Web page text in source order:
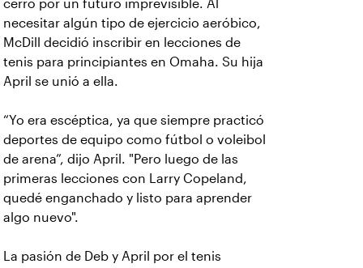
cerró por un futuro imprevisible. Al
necesitar algún tipo de ejercicio aeróbico,
McDill decidió inscribir en lecciones de
tenis para principiantes en Omaha. Su hija
April se unió a ella.
“Yo era escéptica, ya que siempre practicó
deportes de equipo como fútbol o voleibol
de arena”, dijo April. "Pero luego de las
primeras lecciones con Larry Copeland,
quedé enganchado y listo para aprender
algo nuevo".
La pasión de Deb y April por el tenis